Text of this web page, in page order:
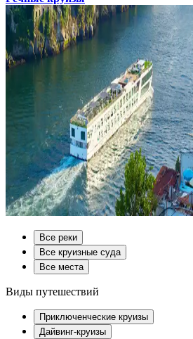
Все реки
Все круизные суда
Все места
Виды путешествий
Приключенческие круизы
Дайвинг-круизы